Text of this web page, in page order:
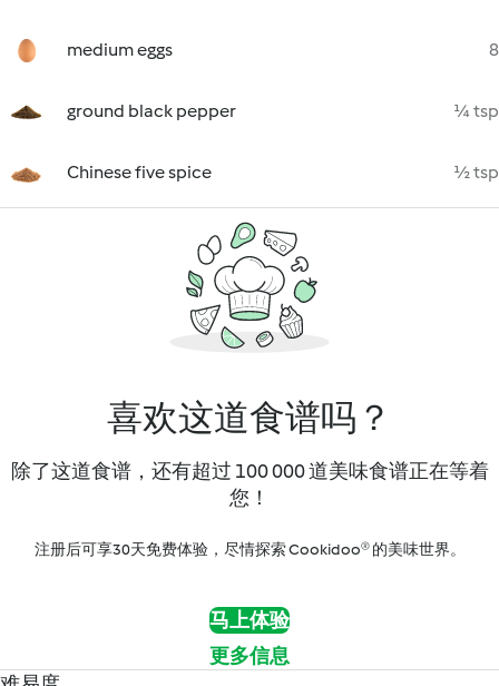
medium eggs 8
ground black pepper ¼ tsp
Chinese five spice ½ tsp
喜欢这道食谱吗？
除了这道食谱，还有超过 100 000 道美味食谱正在等着
您！
注册后可享30天免费体验，尽情探索 Cookidoo® 的美味世界。
马上体验
更多信息